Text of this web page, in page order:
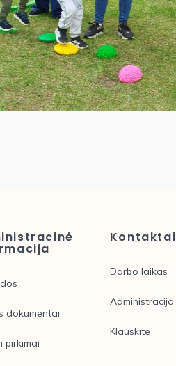
dokumentai
pirkimai
Kontaktai
Darbo laikas
Administracija
Klauskite